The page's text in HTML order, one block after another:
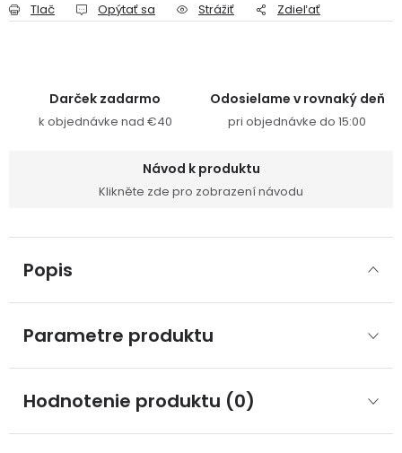
Tlač Opýtať sa Strážiť Zdieľať
Darček zadarmo
k objednávke nad €40
Odosielame v rovnaký deň
pri objednávke do 15:00
Návod k produktu
Klikněte zde pro zobrazení návodu
Popis
Parametre produktu
Hodnotenie produktu (0)